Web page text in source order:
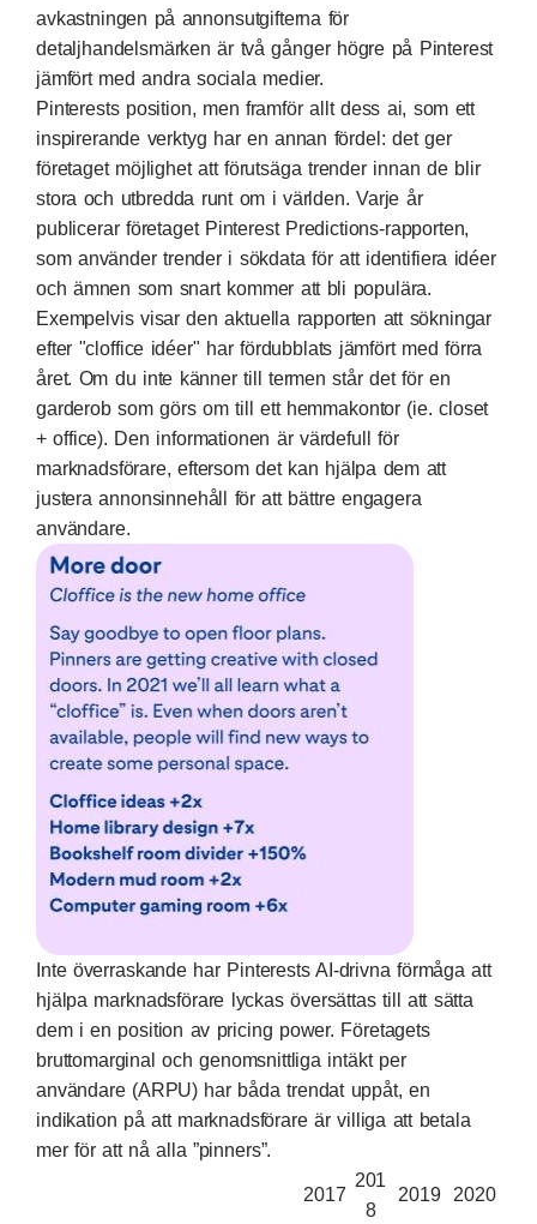
avkastningen på annonsutgifterna för
detaljhandelsmärken är två gånger högre på Pinterest
jämfört med andra sociala medier.
Pinterests position, men framför allt dess ai, som ett
inspirerande verktyg har en annan fördel: det ger
företaget möjlighet att förutsäga trender innan de blir
stora och utbredda runt om i världen. Varje år
publicerar företaget Pinterest Predictions-rapporten,
som använder trender i sökdata för att identifiera idéer
och ämnen som snart kommer att bli populära.
Exempelvis visar den aktuella rapporten att sökningar
efter "cloffice idéer" har fördubblats jämfört med förra
året. Om du inte känner till termen står det för en
garderob som görs om till ett hemmakontor (ie. closet
+ office). Den informationen är värdefull för
marknadsförare, eftersom det kan hjälpa dem att
justera annonsinnehåll för att bättre engagera
användare.
Inte överraskande har Pinterests AI-drivna förmåga att
hjälpa marknadsförare lyckas översättas till att sätta
dem i en position av pricing power. Företagets
bruttomarginal och genomsnittliga intäkt per
användare (ARPU) har båda trendat uppåt, en
indikation på att marknadsförare är villiga att betala
mer för att nå alla ”pinners”.
2017
201
8
2019 2020